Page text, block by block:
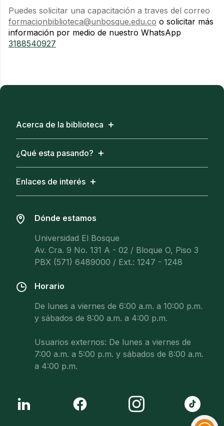
Puedes solicitar una capacitación a traves del correo
formacionbiblioteca@unbosque.edu.co o solicitar más
información por medio de nuestro WhatsApp
3188540927
Acerca de la biblioteca
¿Qué esta pasando?
Enlaces de interés
Dónde estamos
Universidad El Bosque
Av. Cra. 9 No. 131 A - 02 / Bloque O, Piso 3
PBX (571) 6489000 / Ext.: 1247 - 1248
Horario
De lunes a viernes de 6:00 a.m. a 10:00 p.m.
y sábados de 8:00 a.m. a 4:00 p.m.
Usuarios externos: De lunes a viernes de
7:00 a.m. a 5:00 p.m. y sábados de 8:00 a.m.
a 4:00 p.m.